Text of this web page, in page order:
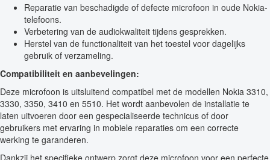
Reparatie van beschadigde of defecte microfoon in oude Nokia-
telefoons.
Verbetering van de audiokwaliteit tijdens gesprekken.
Herstel van de functionaliteit van het toestel voor dagelijks
gebruik of verzameling.
Compatibiliteit en aanbevelingen:
Deze microfoon is uitsluitend compatibel met de modellen Nokia 3310,
3330, 3350, 3410 en 5510. Het wordt aanbevolen de installatie te
laten uitvoeren door een gespecialiseerde technicus of door
gebruikers met ervaring in mobiele reparaties om een correcte
werking te garanderen.
Dankzij het specifieke ontwerp zorgt deze microfoon voor een perfecte